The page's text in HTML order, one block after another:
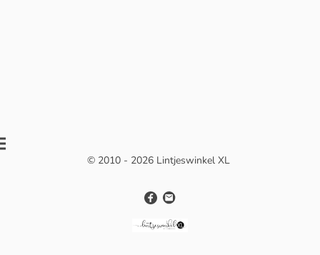
© 2010 - 2026 Lintjeswinkel XL